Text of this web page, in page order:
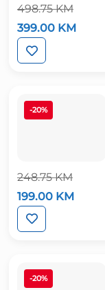
498.75KM
Izvorna
cijena
bila
je:
399.00 KM
-20%
248.75KM
Izvorna
cijena
bila
je:
199.00 KM
-20%